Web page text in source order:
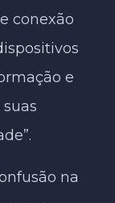
conexão
e
na